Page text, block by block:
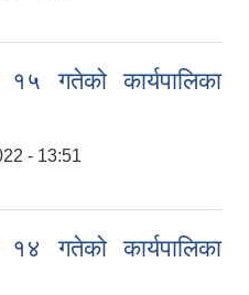
गतेको कार्यपालिका
- 13:51
गतेको कार्यपालिका